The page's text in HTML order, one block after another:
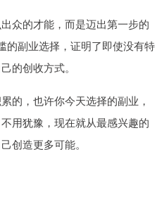
众的才能，而是迈出第一步的
的副业选择，证明了即使没有特
的创收方式。
的，也许你今天选择的副业，
用犹豫，现在就从最感兴趣的
创造更多可能。